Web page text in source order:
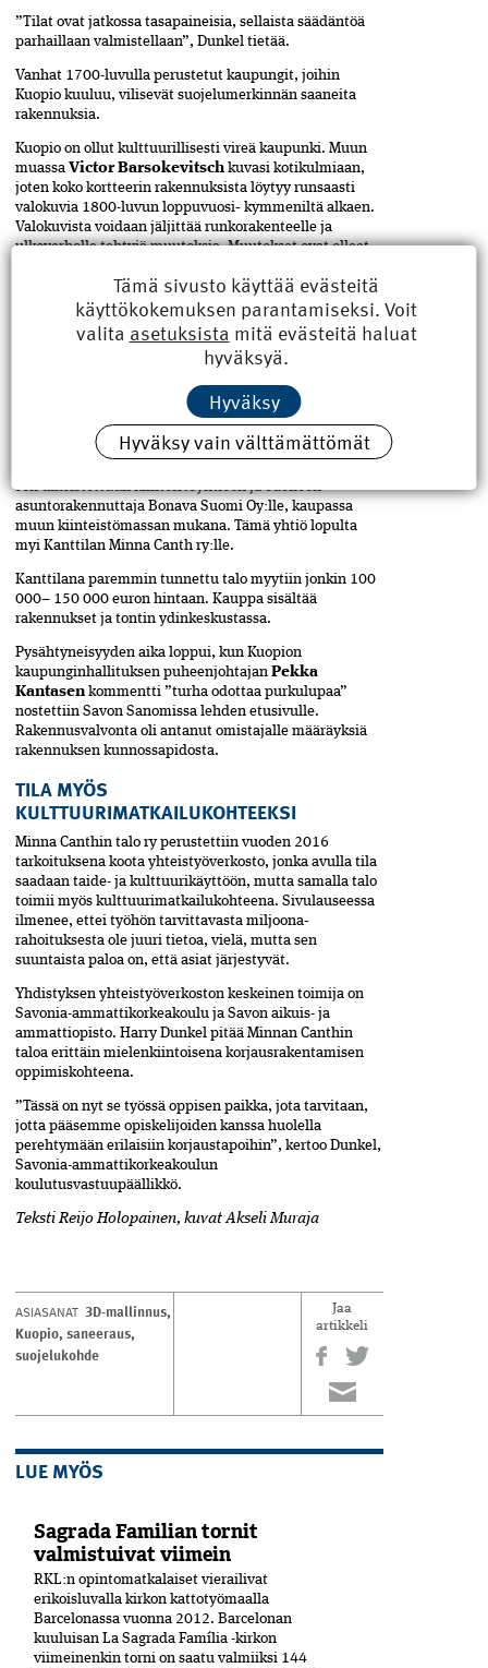
”Tilat ovat jatkossa tasapaineisia, sellaista säädäntöä
parhaillaan valmistellaan”, Dunkel tietää.
Vanhat 1700-luvulla perustetut kaupungit, joihin
Kuopio kuuluu, vilisevät suojelumerkinnän saaneita
rakennuksia.
Kuopio on ollut kulttuurillisesti vireä kaupunki. Muun
muassa Victor Barsokevitsch kuvasi kotikulmiaan,
joten koko kortteerin rakennuksista löytyy runsaasti
valokuvia 1800-luvun loppuvuosi‑ kymmeniltä alkaen.
Valokuvista voidaan jäljittää runkorakenteelle ja
ulkoverholle tehtyjä muutoksia. Muutokset ovat olleet
suojelun kannalta.
PURKULUPAA EI TIPPUNUT
Vanhan rakennuksen seikkailu omistajalta toiselle
tapaamme Kanttilan tiloissa intoa pursuvia
rakentamisen ammattilaisia.
Taustalla on pitkällinen rakennuksen omistussuhteiden
sen ulkoistettuun kiinteistöyhtiöön ja edelleen
asuntorakennuttaja Bonava Suomi Oy:lle, kaupassa
muun kiinteistömassan mukana. Tämä yhtiö lopulta
myi Kanttilan Minna Canth ry:lle.
Kanttilana paremmin tunnettu talo myytiin jonkin 100
000– 150 000 euron hintaan. Kauppa sisältää
rakennukset ja tontin ydinkeskustassa.
Pysähtyneisyyden aika loppui, kun Kuopion
kaupunginhallituksen puheenjohtajan Pekka
Kantasenkommentti ”turha odottaa purkulupaa”
nostettiin Savon Sanomissa lehden etusivulle.
Rakennusvalvonta oli antanut omistajalle määräyksiä
rakennuksen kunnossapidosta.
TILA MYÖS
KULTTUURIMATKAILUKOHTEEKSI
Minna Canthin talo ry perustettiin vuoden 2016
tarkoituksena koota yhteistyöverkosto, jonka avulla tila
saadaan taide- ja kulttuurikäyttöön, mutta samalla talo
toimii myös kulttuurimatkailukohteena. Sivulauseessa
ilmenee, ettei työhön tarvittavasta miljoona‑
rahoituksesta ole juuri tietoa, vielä, mutta sen
suuntaista paloa on, että asiat järjestyvät.
Yhdistyksen yhteistyöverkoston keskeinen toimija on
Savonia-ammattikorkeakoulu ja Savon aikuis- ja
ammattiopisto. Harry Dunkel pitää Minnan Canthin
taloa erittäin mielenkiintoisena korjausrakentamisen
oppimiskohteena.
”Tässä on nyt se työssä oppisen paikka, jota tarvitaan,
jotta pääsemme opiskelijoiden kanssa huolella
perehtymään erilaisiin korjaustapoihin”, kertoo Dunkel,
Savonia-ammattikorkeakoulun
koulutusvastuupäällikkö.
Teksti Reijo Holopainen, kuvatAkseli Muraja
ASIASANAT 3D-mallinnus,
Kuopio, saneeraus,
suojelukohde
Jaa
artikkeli
LUE MYÖS
Sagrada Familian tornit
valmistuivat viimein
RKL:n opintomatkalaiset vierailivat
erikoisluvalla kirkon kattotyömaalla
Barcelonassa vuonna 2012. Barcelonan
kuuluisan La Sagrada Família -kirkon
viimeinenkin torni on saatu valmiiksi­ 144
Tämä sivusto käyttää evästeitä
käyttökokemuksen parantamiseksi. Voit
valita asetuksista mitä evästeitä haluat
hyväksyä.
Hyväksy
Hyväksy vain välttämättömät